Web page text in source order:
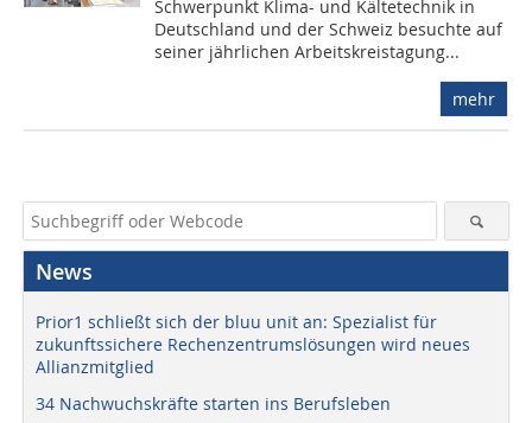
Schwerpunkt Klima- und Kältetechnik in
Deutschland und der Schweiz besuchte auf
seiner jährlichen Arbeitskreistagung...
mehr
News
Prior1 schließt sich der bluu unit an: Spezialist für
zukunftssichere Rechenzentrumslösungen wird neues
Allianzmitglied
34 Nachwuchskräfte starten ins Berufsleben